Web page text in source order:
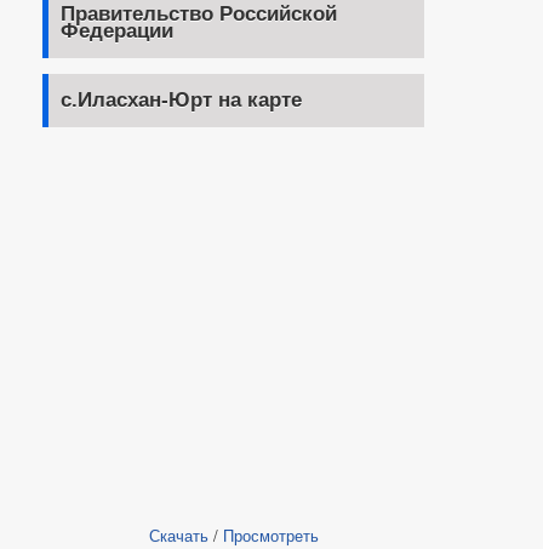
Правительство Российской
Федерации
с.Иласхан-Юрт на карте
Скачать/ Просмотреть